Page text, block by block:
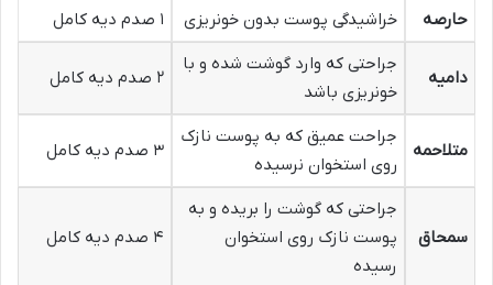
حارصه خراشیدگی پوست بدون خونریزی ۱ صدم دیه کامل
دامیه
جراحتی که وارد گوشت شده و با
خونریزی باشد
۲ صدم دیه کامل
متلاحمه
جراحت عمیق که به پوست نازک
روی استخوان نرسیده
۳ صدم دیه کامل
سمحاق
جراحتی که گوشت را بریده و به
پوست نازک روی استخوان
رسیده
۴ صدم دیه کامل